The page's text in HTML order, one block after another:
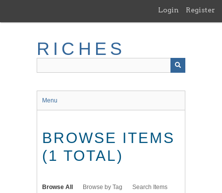
main
Login Register
RICHES
Menu
BROWSE ITEMS
(1 TOTAL)
Browse All Browse by Tag Search Items